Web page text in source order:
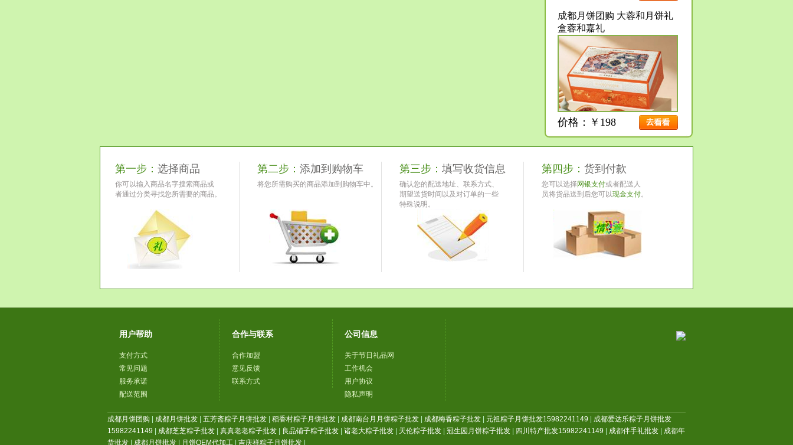
成都月饼团购 大蓉和月饼礼
盒蓉和嘉礼
价格：￥198
第一步： 选择商品
你可以输入商品名字搜索商品或
者通过分类寻找您所需要的商品。
第二步： 添加到购物车
将您所需购买的商品添加到购物车中。
第三步： 填写收货信息
确认您的配送地址、联系方式、
期望送货时间以及对订单的一些
特殊说明。
第四步： 货到付款
您可以选择 网银支付或者配送人
员将货品送到后您可以现金支付。
用户帮助
支付方式
常见问题
服务承诺
配送范围
合作与联系
合作加盟
意见反馈
联系方式
公司信息
关于节日礼品网
工作机会
用户协议
隐私声明
成都月饼团购 成都月饼批发 五芳斋粽子月饼批发 稻香村粽子月饼批发 成都南台月月饼粽子批发 成都梅香粽子批发 元祖粽子月饼批发15982241149
成都爱达乐粽子月饼批发
15982241149
成都芝芝粽子批发 真真老老粽子批发 良品铺子粽子批发 诸老大粽子批发 天伦粽子批发 冠生园月饼粽子批发 四川特产批发15982241149 成都伴手礼批发
成都年
货批发
成都月饼批发 月饼OEM代加工 吉庆祥粽子月饼批发